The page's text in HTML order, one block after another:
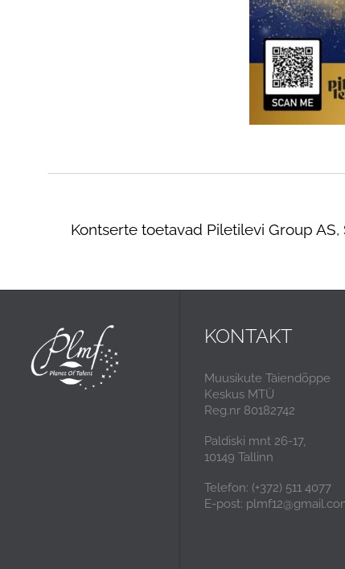
Kontserte toetavad Piletilevi Group AS,
KONTAKT
Muusikute Täiendõppe
Keskus MTÜ
Reg.nr 80182742
Paldiski mnt 26-17,
10149 Tallinn
Telefon: (+372) 511 4077
E-post: